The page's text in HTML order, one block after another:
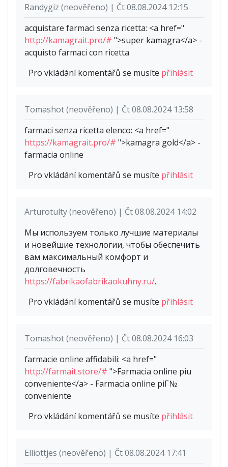
Randygiz (neověřeno) | Čt 08.08.2024 12:15
acquistare farmaci senza ricetta: <a href="
http://kamagrait.pro/# ">super kamagra</a> -
acquisto farmaci con ricetta
Pro vkládání komentářů se musíte přihlásit
Tomashot (neověřeno) | Čt 08.08.2024 13:58
farmaci senza ricetta elenco: <a href="
https://kamagrait.pro/# ">kamagra gold</a> -
farmacia online
Pro vkládání komentářů se musíte přihlásit
Arturotulty (neověřeno) | Čt 08.08.2024 14:02
Мы используем только лучшие материалы
и новейшие технологии, чтобы обеспечить
вам максимальный комфорт и
долговечность
https://fabrikaofabrikaokuhny.ru/.
Pro vkládání komentářů se musíte přihlásit
Tomashot (neověřeno) | Čt 08.08.2024 16:03
farmacie online affidabili: <a href="
http://farmait.store/# ">Farmacia online piu
conveniente</a> - Farmacia online piГ№
conveniente
Pro vkládání komentářů se musíte přihlásit
Elliottjes (neověřeno) | Čt 08.08.2024 17:41